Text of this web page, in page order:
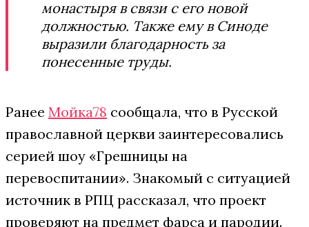
монастыря в связи с его новой
должностью. Также ему в Синоде
выразили благодарность за
понесенные труды.
Ранее Мойка78 сообщала, что в Русской
православной церкви заинтересовались
серией шоу «Грешницы на
перевоспитании». Знакомый с ситуацией
источник в РПЦ рассказал, что проект
проверяют на предмет фарса и пародии.